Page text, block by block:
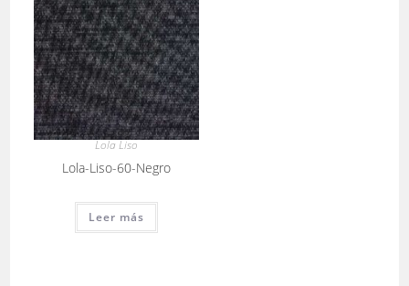
Lola Liso
Lola-Liso-60-Negro
Leer más